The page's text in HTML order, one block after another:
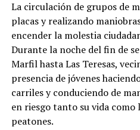
La circulación de grupos de
placas y realizando
encender la molestia
Durante la noche del fin de
Marfil hasta Las Teresas,
presencia de jóvenes
carriles y conduciendo de
en riesgo tanto su vida como
peatones.